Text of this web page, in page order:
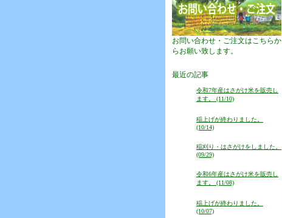
お問い合わせ・ご注文はこちらか
らお願い致します。
最近の記事
令和7年産はさがけ米を販売し
ます。 (11/10)
稲上げが終わりました。
(10/14)
稲刈り・はさがけをしました。
(09/29)
令和6年産はさがけ米を販売し
ます。 (11/08)
稲上げが終わりました。
(10/07)